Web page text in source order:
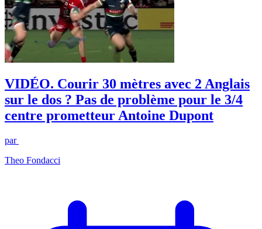
VIDÉO. Courir 30 mètres avec 2 Anglais
sur le dos ? Pas de problème pour le 3/4
centre prometteur Antoine Dupont
par
Theo Fondacci